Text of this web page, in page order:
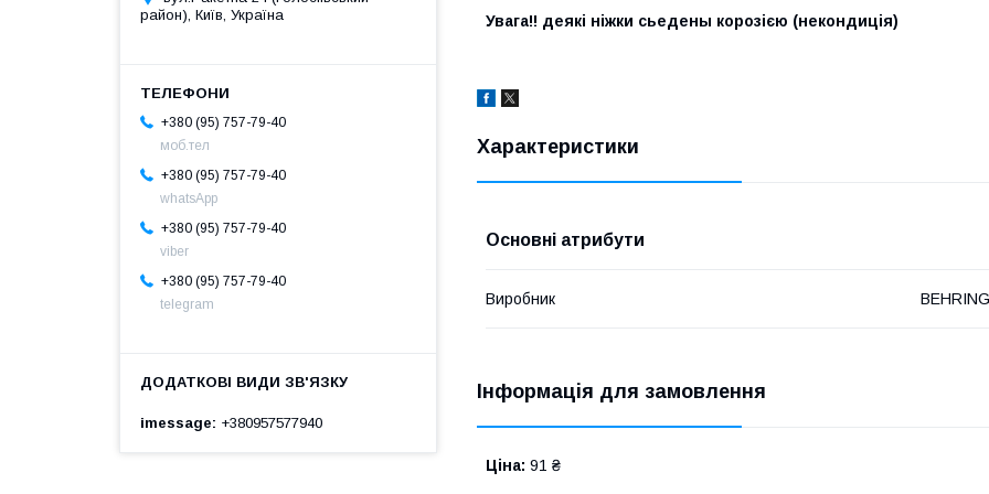
Увага!! деякі ніжки сьедены корозією (некондиція)
Характеристики
Основні атрибути
Виробник
Інформація для замовлення
Ціна: 91 ₴
район), Київ, Україна
+380 (95) 757-79-40
моб.тел
+380 (95) 757-79-40
whatsApp
+380 (95) 757-79-40
viber
+380 (95) 757-79-40
telegram
imessage +380957577940